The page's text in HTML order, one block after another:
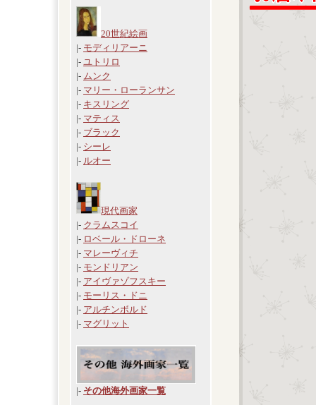
20世紀絵画
|- モディリアーニ
|- ユトリロ
|- ムンク
|- マリー・ローランサン
|- キスリング
|- マティス
|- ブラック
|- シーレ
|- ルオー
現代画家
|- クラムスコイ
|- ロベール・ドローネ
|- マレーヴィチ
|- モンドリアン
|- アイヴァゾフスキー
|- モーリス・ドニ
|- アルチンボルド
|- マグリット
|- その他海外画家一覧